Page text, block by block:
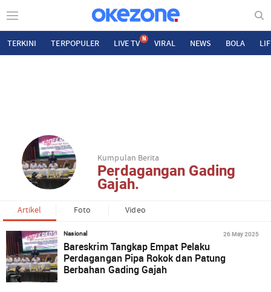
TERKINI TERPOPULER LIVE TV N VIRAL NEWS BOLA
Kumpulan Berita
Perdagangan Gading
Gajah.
Artikel Foto Video
Nasional 26 May 2025
Bareskrim Tangkap Empat Pelaku
Perdagangan Pipa Rokok dan Patung
Berbahan Gading Gajah